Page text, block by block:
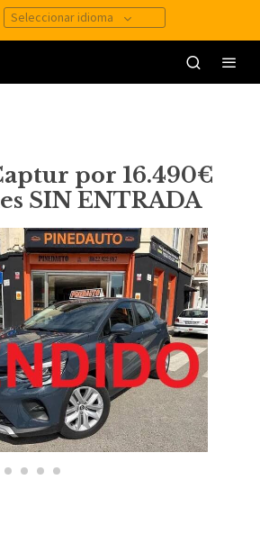
Seleccionar idioma
por 16.490€
SIN ENTRADA